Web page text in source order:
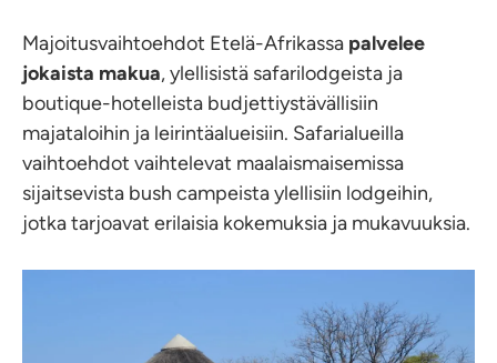
Majoitusvaihtoehdot Etelä-Afrikassa palvelee
jokaista makua, ylellisistä safarilodgeista ja
boutique-hotelleista budjettiystävällisiin
majataloihin ja leirintäalueisiin. Safarialueilla
vaihtoehdot vaihtelevat maalaismaisemissa
sijaitsevista bush campeista ylellisiin lodgeihin,
jotka tarjoavat erilaisia kokemuksia ja mukavuuksia.